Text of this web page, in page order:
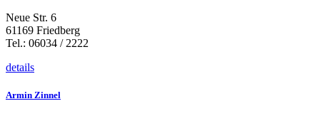
Neue Str. 6
61169 Friedberg
Tel.: 06034 / 2222
details
Armin Zinnel